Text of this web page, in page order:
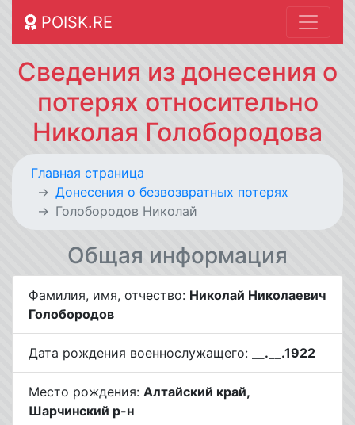
POISK.RE
Сведения из донесения о
потерях относительно
Николая Голобородова
Главная страница
Донесения о безвозвратных потерях
Голобородов Николай
Общая информация
Фамилия, имя, отчество: Николай Николаевич
Голобородов
Дата рождения военнослужащего: __.__.1922
Место рождения: Алтайский край,
Шарчинский р-н